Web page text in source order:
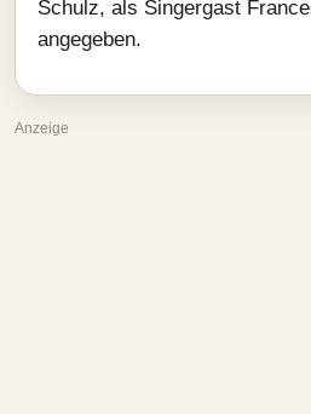
Schulz, als Singergast
angegeben.
Anzeige